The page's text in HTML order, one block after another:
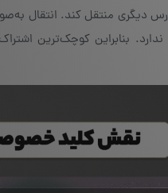
دیگری منتقل کند. انتقال
بنابراین کوچک‌ترین